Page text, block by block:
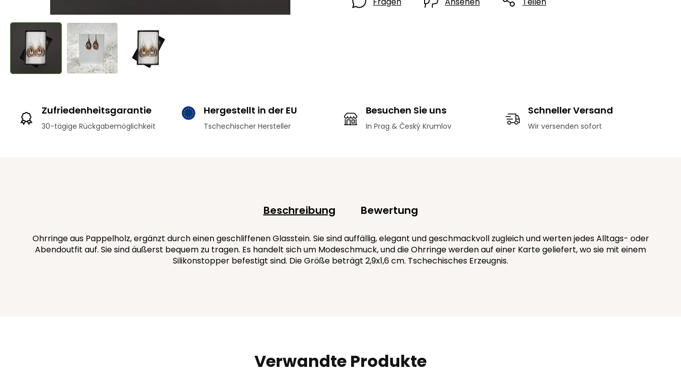
Zufriedenheitsgarantie
30-tägige Rückgabemöglichkeit
Hergestellt in der EU
Tschechischer Hersteller
Besuchen Sie uns
In Prag & Český Krumlov
Schneller Versand
Wir versenden sofort
Verwandte Produkte
Beschreibung Bewertung
Ohrringe aus Pappelholz, ergänzt durch einen geschliffenen Glasstein. Sie sind auffällig, elegant und geschmackvoll zugleich und werten jedes Alltags- oder
Abendoutfit auf. Sie sind äußerst bequem zu tragen. Es handelt sich um Modeschmuck, und die Ohrringe werden auf einer Karte geliefert, wo sie mit einem
Silikonstopper befestigt sind. Die Größe beträgt 2,9x1,6 cm. Tschechisches Erzeugnis.